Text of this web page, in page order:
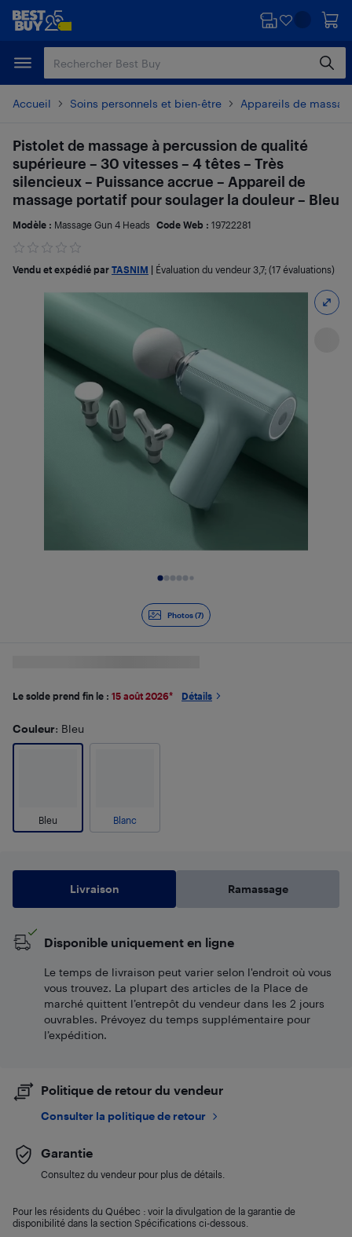
Passer
principal
Passer
Accueil Soins personnels et bien-être Appareils de
Photos (7)
Pistolet de massage à percussion de qualité
supérieure – 30 vitesses – 4 têtes – Très
silencieux – Puissance accrue – Appareil de
massage portatif pour soulager la douleur – Bleu
Modèle : Massage Gun 4 Heads Code Web : 19722281
Vendu et expédié par TASNIM Évaluation du vendeur 3,7; (17 évaluations)
Le solde prend fin le : 15 août 2026* Détails
Couleur: Bleu
Bleu Blanc
Livraison Ramassage
Disponible uniquement en ligne
Le temps de livraison peut varier selon l'endroit où vous
vous trouvez. La plupart des articles de la Place de
marché quittent l’entrepôt du vendeur dans les 2 jours
ouvrables. Prévoyez du temps supplémentaire pour
l’expédition.
Politique de retour du vendeur
Consulter la politique de retour
Garantie
Consultez du vendeur pour plus de détails.
Pour les résidents du Québec : voir la divulgation de la garantie de
disponibilité dans la section Spécifications ci-dessous.